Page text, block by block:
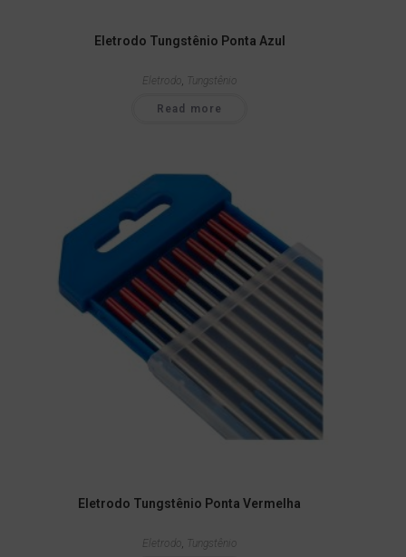
Eletrodo Tungstênio Ponta Azul
Eletrodo, Tungstênio
Read more
Eletrodo Tungstênio Ponta Vermelha
Eletrodo, Tungstênio